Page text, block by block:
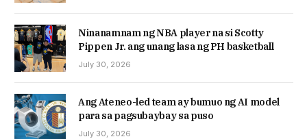
Ninanamnam ng NBA player na si Scotty
Pippen Jr. ang unang lasa ng PH basketball
July 30, 2026
Ang Ateneo-led team ay bumuo ng AI model
para sa pagsubaybay sa puso
July 30, 2026